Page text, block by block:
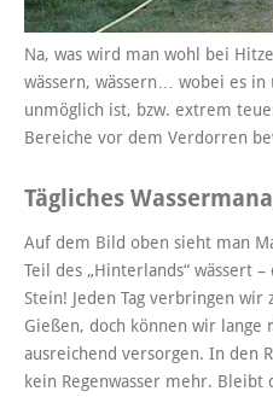
Na, was wird man wohl bei
wässern, wässern… wobei es in
unmöglich ist, bzw. extrem
Bereiche vor dem Verdorren
Tägliches
Auf dem Bild oben sieht man
Teil des „Hinterlands“ wässert
Stein! Jeden Tag verbringen
Gießen, doch können wir lange
ausreichend versorgen. In den
kein Regenwasser mehr. Bleibt